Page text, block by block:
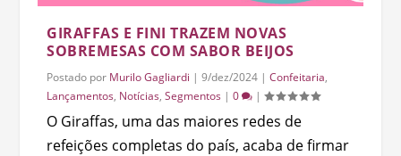
GIRAFFAS E FINI TRAZEM NOVAS
SOBREMESAS COM SABOR BEIJOS
Postado por Murilo Gagliardi |9/dez/2024 |Confeitaria,
Lançamentos, Notícias,Segmentos |0 |
O Giraffas, uma das maiores redes de
refeições completas do país, acaba de firmar